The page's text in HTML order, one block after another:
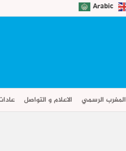
Arabic
المغرب الرسمي الاعلام و التواصل